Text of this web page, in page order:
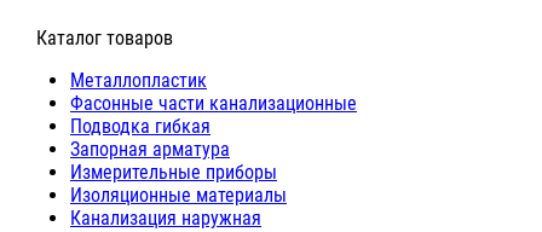
⠀Каталог товаров
Металлопластик
Фасонные части канализационные
Подводка гибкая
Запорная арматура
Измерительные приборы
Изоляционные материалы
Канализация наружная